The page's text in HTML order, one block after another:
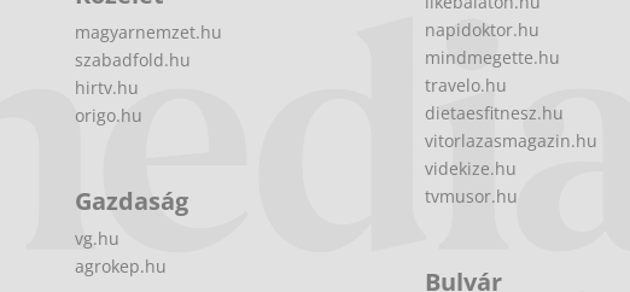
magyarnemzet.hu
szabadfold.hu
hirtv.hu
origo.hu
Gazdaság
vg.hu
agrokep.hu
napidoktor.hu
mindmegette.hu
travelo.hu
dietaesfitnesz.hu
vitorlazasmagazin.hu
videkize.hu
tvmusor.hu
Bulvár